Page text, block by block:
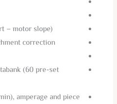
– motor slope)
correction
(60 pre-set
amperage and piece